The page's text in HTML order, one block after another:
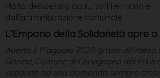
Molto desiderato da tutto il territorio e
dall'amministrazione comunale
L’Emporio della Solidarietà apre
Aperto il 1° agosto 2020 grazie all'intesa
Gorizia, Comune di Cervignano del Friuli
risponde ad una domanda sempre